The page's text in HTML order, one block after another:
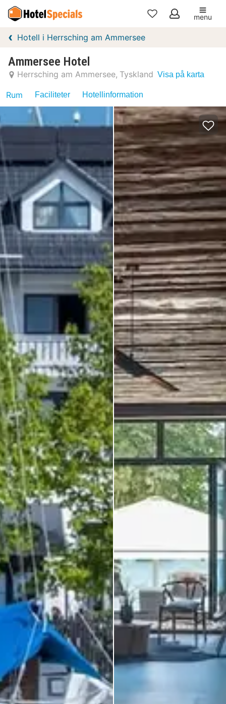
Mina
menu
Hotell i Herrsching am Ammersee
Ammersee Hotel
Herrsching am Ammersee Tyskland Visa på karta
Rum Faciliteter Hotellinformation